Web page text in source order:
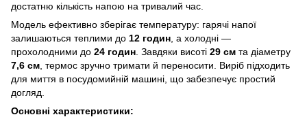
достатню кількість напою на тривалий час.
Модель ефективно зберігає температуру: гарячі напої
залишаються теплими до 12 годин , а холодні —
прохолодними до 24 годин . Завдяки висоті 29 см та діаметру
7,6 см , термос зручно тримати й переносити. Виріб підходить
для миття в посудомийній машині, що забезпечує простий
догляд.
Основні характеристики: